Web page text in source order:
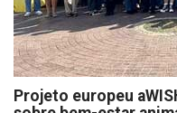
Projeto europeu